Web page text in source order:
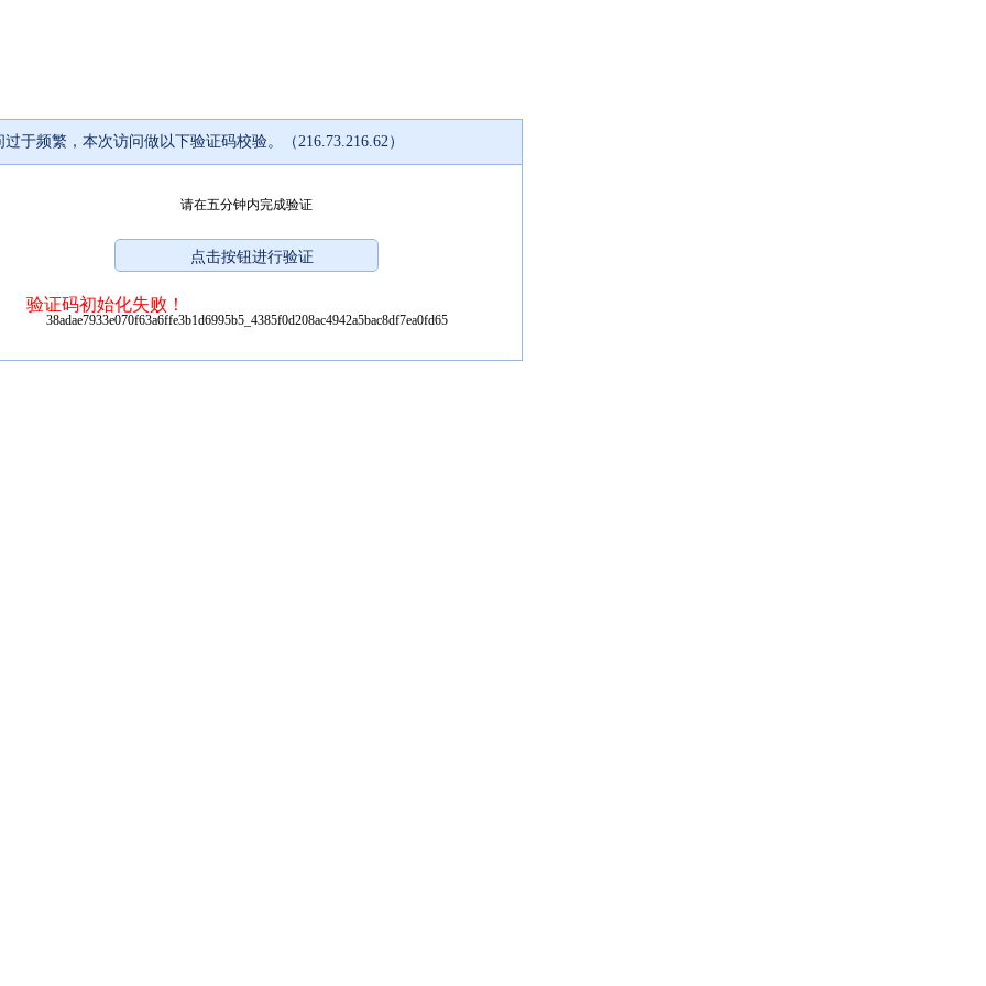
过于频繁，本次访问做以下验证码校验。（216.73.216.62）
请在五分钟内完成验证
验证码初始化失败！
38adae7933e070f63a6ffe3b1d6995b5_4385f0d208ac4942a5bac8df7ea0fd65